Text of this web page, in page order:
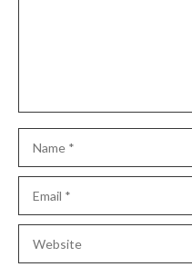
Name
Email
Website